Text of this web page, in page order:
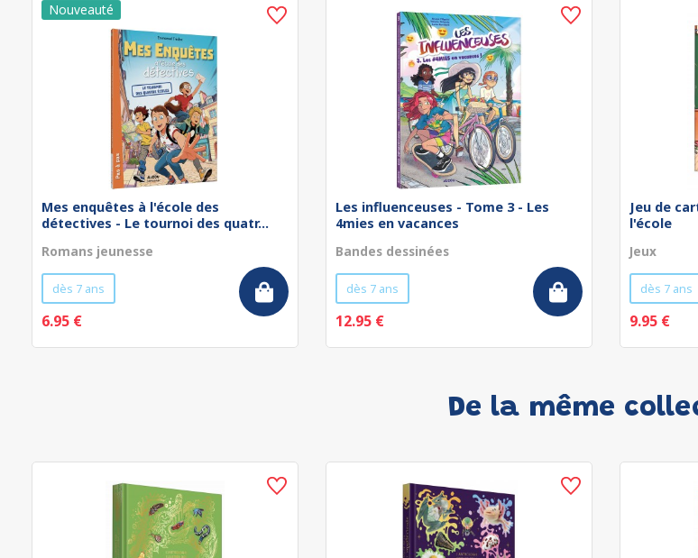
Mes enquêtes à l'école des
détectives - Le tournoi des quatr...
Romans jeunesse
dès 7 ans
6.95 €
Les influenceuses - Tome 3 - Les
4mies en vacances
Bandes dessinées
dès 7 ans
12.95 €
Jeu de
l'école
Jeux
dès 7 ans
9.95 €
De la même